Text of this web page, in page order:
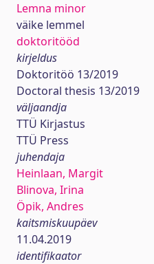
Lemna minor
väike lemmel
doktoritööd
kirjeldus
Doktoritöö 13/2019
Doctoral thesis 13/2019
väljaandja
TTÜ Kirjastus
TTÜ Press
juhendaja
Heinlaan, Margit
Blinova, Irina
Öpik, Andres
kaitsmiskuupäev
11.04.2019
identifikaator